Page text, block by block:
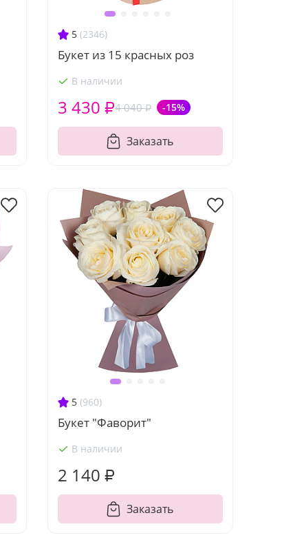
5 (2346)
Букет из 15 красных роз
В наличии
4 040 ₽ -15%
3 430 ₽
Заказать
5 (960)
Букет "Фаворит"
В наличии
2 140 ₽
Заказать